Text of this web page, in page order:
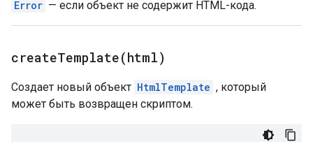
Error — если объект не содержит HTML-кода.
createTemplate(html)
Создает новый объект HtmlTemplate , который
может быть возвращен скриптом.